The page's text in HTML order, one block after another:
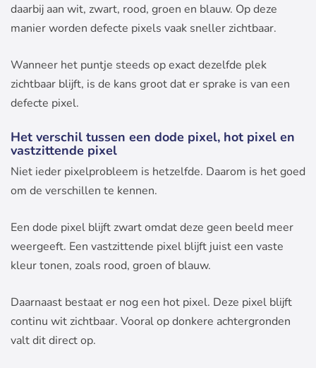
daarbij aan wit, zwart, rood, groen en blauw. Op deze
manier worden defecte pixels vaak sneller zichtbaar.
Wanneer het puntje steeds op exact dezelfde plek
zichtbaar blijft, is de kans groot dat er sprake is van een
defecte pixel.
Het verschil tussen een dode pixel, hot pixel en
vastzittende pixel
Niet ieder pixelprobleem is hetzelfde. Daarom is het goed
om de verschillen te kennen.
Een dode pixel blijft zwart omdat deze geen beeld meer
weergeeft. Een vastzittende pixel blijft juist een vaste
kleur tonen, zoals rood, groen of blauw.
Daarnaast bestaat er nog een hot pixel. Deze pixel blijft
continu wit zichtbaar. Vooral op donkere achtergronden
valt dit direct op.